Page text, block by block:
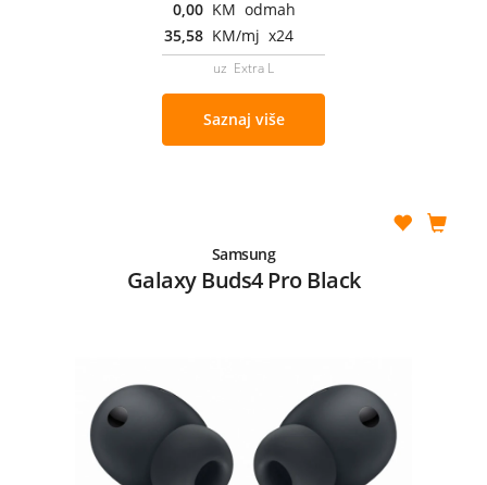
0,00 KM odmah
35,58 KM/mj x24
uz Extra L
Saznaj više
Samsung
Galaxy Buds4 Pro Black